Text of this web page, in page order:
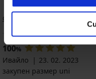
Сортиране
100%
Ивайло
23. 02. 2023
закупен размер uni